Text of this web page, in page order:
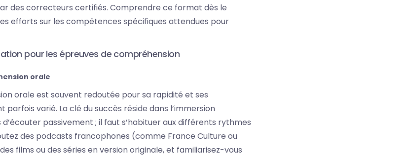
des correcteurs certifiés. Comprendre ce format dès le
efforts sur les compétences spécifiques attendues pour
pour les épreuves de compréhension
orale
orale est souvent redoutée pour sa rapidité et ses
varié. La clé du succès réside dans l’immersion
passivement ; il faut s’habituer aux différents rythmes
des podcasts francophones (comme France Culture ou
films ou des séries en version originale, et familiarisez-vous